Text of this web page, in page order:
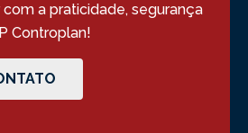
a praticidade, segurança
Controplan!